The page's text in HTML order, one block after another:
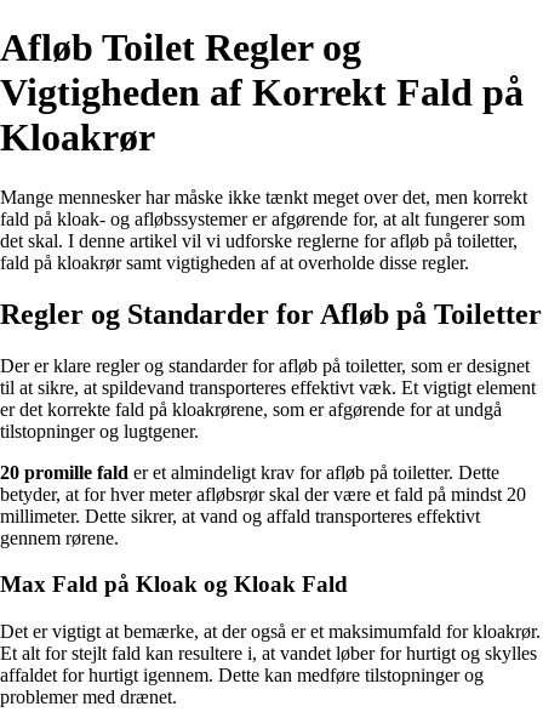
Afløb Toilet Regler og
Vigtigheden af Korrekt Fald på
Kloakrør
Mange mennesker har måske ikke tænkt meget over det, men korrekt
fald på kloak- og afløbssystemer er afgørende for, at alt fungerer som
det skal. I denne artikel vil vi udforske reglerne for afløb på toiletter,
fald på kloakrør samt vigtigheden af at overholde disse regler.
Regler og Standarder for Afløb på Toiletter
Der er klare regler og standarder for afløb på toiletter, som er designet
til at sikre, at spildevand transporteres effektivt væk. Et vigtigt element
er det korrekte fald på kloakrørene, som er afgørende for at undgå
tilstopninger og lugtgener.
20 promille fald er et almindeligt krav for afløb på toiletter. Dette
betyder, at for hver meter afløbsrør skal der være et fald på mindst 20
millimeter. Dette sikrer, at vand og affald transporteres effektivt
gennem rørene.
Max Fald på Kloak og Kloak Fald
Det er vigtigt at bemærke, at der også er et maksimumfald for kloakrør.
Et alt for stejlt fald kan resultere i, at vandet løber for hurtigt og skylles
affaldet for hurtigt igennem. Dette kan medføre tilstopninger og
problemer med drænet.